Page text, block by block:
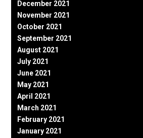
December 2021
November 2021
October 2021
September 2021
August 2021
July 2021
June 2021
May 2021
April 2021
March 2021
February 2021
January 2021